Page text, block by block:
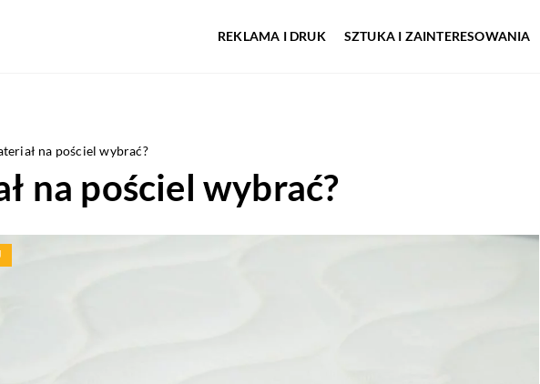
REKLAMA I DRUK SZTUKA I ZAINTERESOWANIA
na pościel wybrać?
na pościel wybrać?